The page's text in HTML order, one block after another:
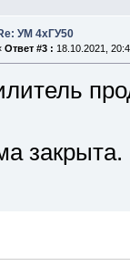
УМ 4хГУ50
Ответ #3 : 18.10.2021,
закрыта.